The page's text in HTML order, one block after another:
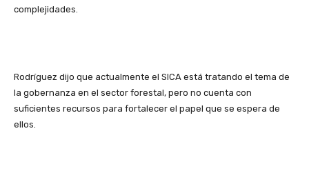
complejidades.
Rodríguez dijo que actualmente el SICA está tratando el tema de
la gobernanza en el sector forestal, pero no cuenta con
suficientes recursos para fortalecer el papel que se espera de
ellos.